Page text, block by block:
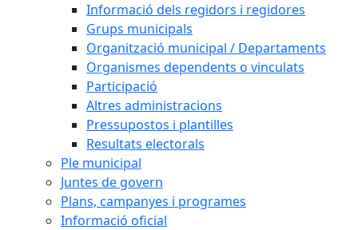
Informació dels regidors i regidores
Grups municipals
Organització municipal / Departaments
Organismes dependents o vinculats
Participació
Altres administracions
Pressupostos i plantilles
Resultats electorals
Ple municipal
Juntes de govern
Plans, campanyes i programes
Informació oficial